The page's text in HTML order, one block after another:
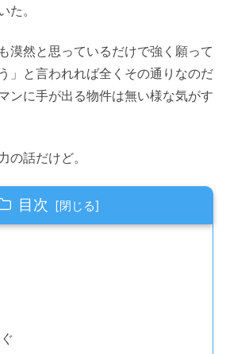
た。
漠然と思っているだけで強く願って
」と言われれば全くその通りなのだ
ンに手が出る物件は無い様な気がす
の話だけど。
目次